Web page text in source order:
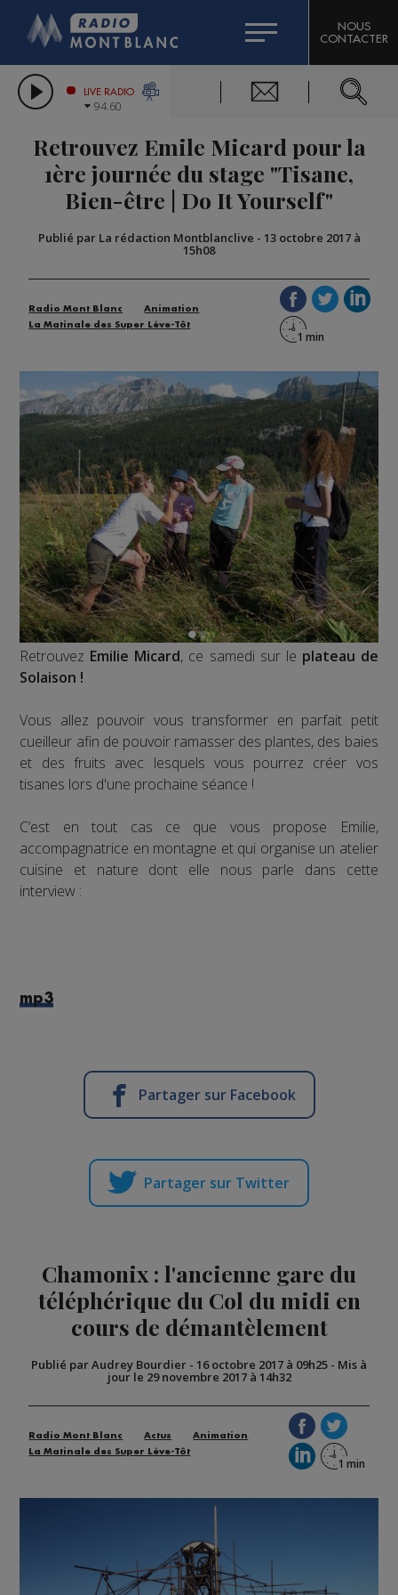
LES CHRONIQUES DE L'EXPERT
CITIZEN MACHINERY
GRAND MASSIF DOMAINES SKIABLES
BIGARD
COMPAGNIE DU MONT-BLANC
NOUS
CONTACTER
LIVE RADIO
94.60
Retrouvez Emile Micard pour la
1ère journée du stage "Tisane,
Bien-être | Do It Yourself"
Publié par La rédaction Montblanclive - 13 octobre 2017 à
15h08
Radio Mont Blanc
Animation
La Matinale des Super Lève-Tôt
Retrouvez Emilie Micard, ce samedi sur le plateau de
Solaison !
Vous allez pouvoir vous transformer en parfait petit
cueilleur afin de pouvoir ramasser des plantes, des baies
et des fruits avec lesquels vous pourrez créer vos
tisanes lors d'une prochaine séance !
C’est en tout cas ce que vous propose Emilie,
accompagnatrice en montagne et qui organise un atelier
cuisine et nature dont elle nous parle dans cette
interview :
mp3
Partager sur Facebook
Partager sur Twitter
Chamonix : l'ancienne gare du
téléphérique du Col du midi en
cours de démantèlement
Publié par Audrey Bourdier - 16 octobre 2017 à 09h25 - Mis à
jour le 29 novembre 2017 à 14h32
Radio Mont Blanc Actus
Animation
La Matinale des Super Lève-Tôt